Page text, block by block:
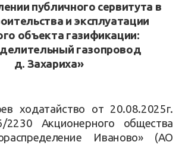
публичного сервитута в
и эксплуатации
объекта газификации:
газопровод
д. Захариха»
ходатайство от 20.08.2025г.
Акционерного общества
Иваново» (АО